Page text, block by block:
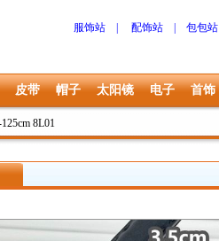
服饰站 配饰站 包包站
皮带 帽子 太阳镜 电子 首饰
8L01
上一张